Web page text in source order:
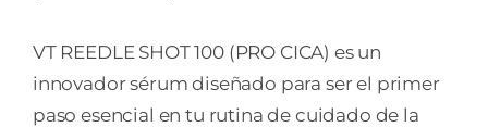
VT REEDLE SHOT 100 (PRO CICA) es un
innovador sérum diseñado para ser el primer
paso esencial en tu rutina de cuidado de la